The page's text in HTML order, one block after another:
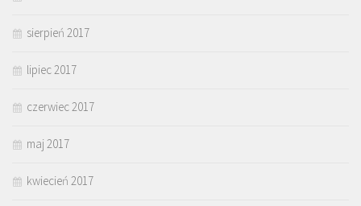
sierpień 2017
lipiec 2017
czerwiec 2017
maj 2017
kwiecień 2017